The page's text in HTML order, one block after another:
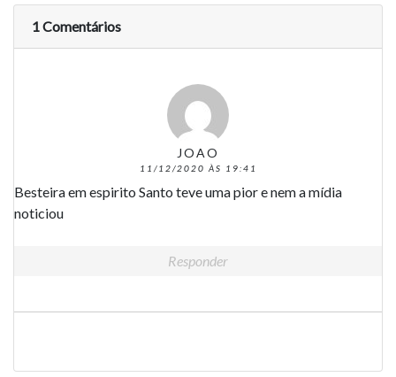
1 Comentários
JOAO
11/12/2020 ÀS 19:41
Besteira em espirito Santo teve uma pior e nem a mídia
noticiou
Responder